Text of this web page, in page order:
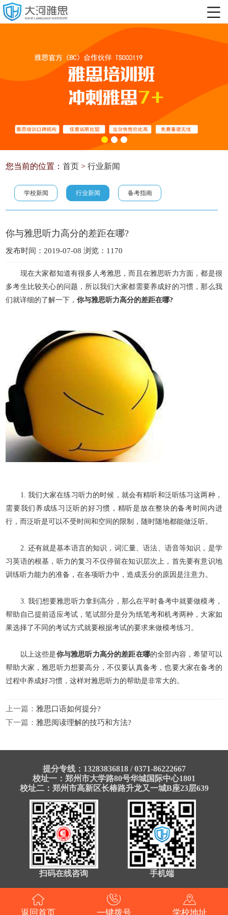
您当前的位置：首页 >行业新闻
学校新闻 行业新闻 备考指南
你与雅思听力高分的差距在哪?
发布时间：2019-07-08 浏览：1170
现在大家都知道有很多人考雅思，而且在雅思听力方面，都是很
多考生比较关心的问题，所以我们大家都需要养成好的习惯，那么我
们就详细的了解一下，你与雅思听力高分的差距在哪?
1. 我们大家在练习听力的时候，就会有精听和泛听练习这两种，
需要我们养成练习泛听的好习惯，精听是放在整块的备考时间内进
行，而泛听是可以不受时间和空间的限制，随时随地都能做泛听。
2. 还有就是基本语言的知识，词汇量、语法、语音等知识，是学
习英语的根基，听力的复习不仅停留在知识层次上，首先要有意识地
训练听力能力的准备，在各项听力中，造成丢分的原因是注意力 。
3. 我们想要雅思听力拿到高分，那么在平时备考中就要做模考，
帮助自己提前适应考试，笔试部分是分为纸笔考和机考两种，大家如
果选择了不同的考试方式就要根据考试的要求来做模考练习。
以上这些是你与雅思听力高分的差距在哪的全部内容，希望可以
帮助大家，雅思听力想要高分，不仅要认真备考，也要大家在备考的
过程中养成好习惯，这样对雅思听力的帮助是非常大的。
上一篇：雅思口语如何提分?
下一篇：雅思阅读理解的技巧和方法?
提分专线：13283836818 / 0371-86222667
校址一：郑州市大学路80号华城国际中心1801
校址二：郑州市高新区长椿路升龙又一城B座23层639
扫码在线咨询 手机端
返回首页 一键拨号 学校地址